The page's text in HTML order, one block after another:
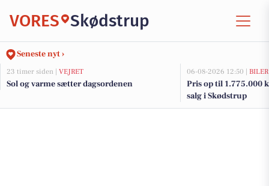
VORES Skødstrup
Seneste nyt ›
23 timer siden | VEJRET
Sol og varme sætter dagsordenen
06-08-2026 12:50 | BILER
Pris op til 1.775.000
salg i Skødstrup